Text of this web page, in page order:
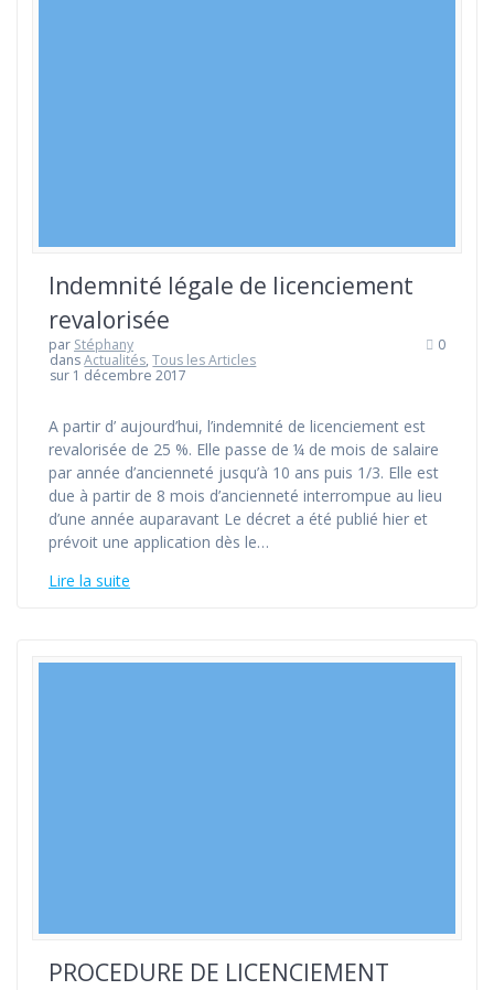
Indemnité légale de licenciement
revalorisée
par Stéphany
dansActualités,Tous les Articles
sur 1 décembre 2017
0
A partir d’ aujourd’hui, l’indemnité de licenciement est
revalorisée de 25 %. Elle passe de ¼ de mois de salaire
par année d’ancienneté jusqu’à 10 ans puis 1/3. Elle est
due à partir de 8 mois d’ancienneté interrompue au lieu
d’une année auparavant Le décret a été publié hier et
prévoit une application dès le…
Lire la suite
PROCEDURE DE LICENCIEMENT